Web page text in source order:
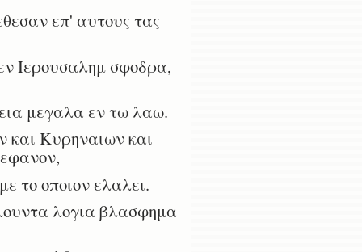
επ' αυτους τας
Ιερουσαλημ σφοδρα,
μεγαλα εν τω λαω.
και Κυρηναιων και
το οποιον ελαλει.
λογια βλασφημα